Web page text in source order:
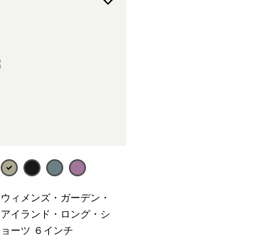
ウィメンズ・ガーデン・
アイランド・ロング・シ
ョーツ ６インチ